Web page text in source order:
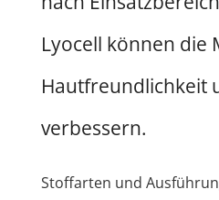
Lyocell können die
Hautfreundlichkeit
verbessern.
Stoffarten und